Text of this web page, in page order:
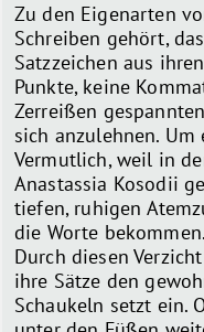
Zu den Eigenarten
Schreiben gehört,
Satzzeichen aus
Punkte, keine
Zerreißen
sich anzulehnen. Um
Vermutlich, weil in
Anastassia Kosodii
tiefen, ruhigen
die Worte bekommen.
Durch diesen
ihre Sätze den
Schaukeln setzt ein.